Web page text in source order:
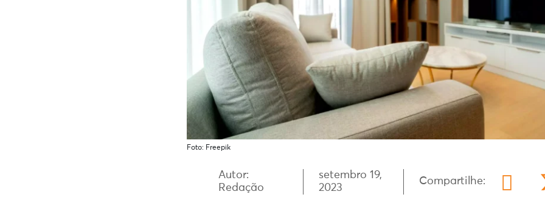
Foto: Freepik
Autor:
Redação
setembro 19,
2023
Compartilhe: